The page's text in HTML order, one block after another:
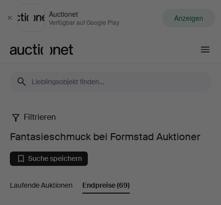
Schließen
Auctionet
Verfügbar auf Google Play Anzeigen
Fantasieschmuck
bei
Formstad
Auktioner
Filtrieren
Fantasieschmuck bei Formstad Auktioner
Suche speichern
Laufende Auktionen Endpreise(69)